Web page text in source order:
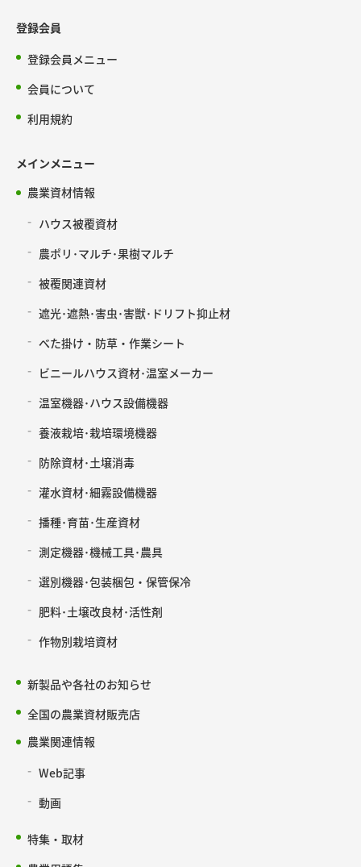
登録会員
登録会員メニュー
会員について
利用規約
メインメニュー
農業資材情報
ハウス被覆資材
農ポリ･マルチ･果樹マルチ
被覆関連資材
遮光･遮熱･害虫･害獣･ドリフト抑止材
べた掛け・防草・作業シート
ビニールハウス資材･温室メーカー
温室機器･ハウス設備機器
養液栽培･栽培環境機器
防除資材･土壌消毒
灌水資材･細霧設備機器
播種･育苗･生産資材
測定機器･機械工具･農具
選別機器･包装梱包・保管保冷
肥料･土壌改良材･活性剤
作物別栽培資材
新製品や各社のお知らせ
全国の農業資材販売店
農業関連情報
Web記事
動画
特集・取材